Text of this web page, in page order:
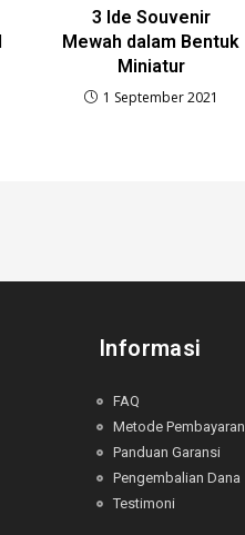
3 Ide Souvenir
Mewah dalam Bentuk
Miniatur
1 September 2021
Informasi
FAQ
Metode Pembayaran
Panduan Garansi
Pengembalian Dana
Testimoni